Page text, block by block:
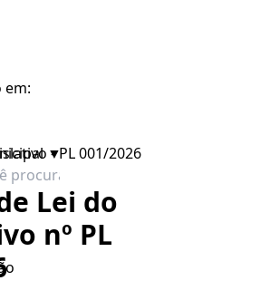
▼
em:
- PL 001/2026
Lei do
nº PL